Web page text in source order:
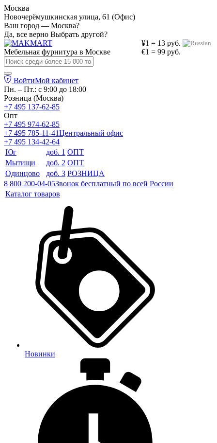
Москва
Новочерёмушкинская улица, 61 (Офис)
Ваш город — Москва?
Да, все верно Выбрать другой?
¥1 = 13 руб.
€1 = 99 руб.
Мебельная фурнитура в Москве
ВойтиМой кабинет
Пн. – Пт.: с 9:00 до 18:00
Розница (Москва)
+7 495 137-62-85
Опт
+7 495 974-62-85
+7 495 785-11-41Центральный офис
+7 495 134-42-64
Юг
доб. 1 ОПТ
Мытищи
доб. 2 ОПТ
Одинцово
доб. 3 РОЗНИЦА
8 800 200-04-05Звонок бесплатный по всей России
Каталог товаров
Новинки